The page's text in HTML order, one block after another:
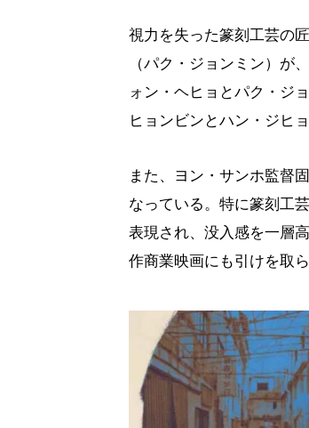
視力を失った篆刻工芸の
（パク・ジョンミン）が
ォン・ヘヒョとパク・ジ
ヒョンビンとハン・ジヒ
また、ヨン・サンホ監督
なっている。特に篆刻工
表現され、没入感を一層
作商業映画にも引けを取